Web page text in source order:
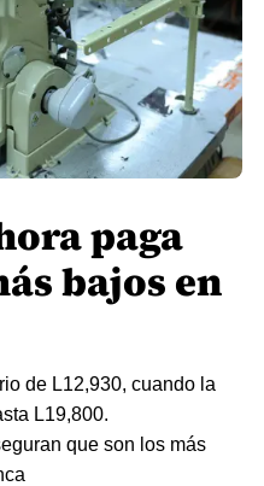
paga
bajos en
de L12,930, cuando la
L19,800.
que son los más